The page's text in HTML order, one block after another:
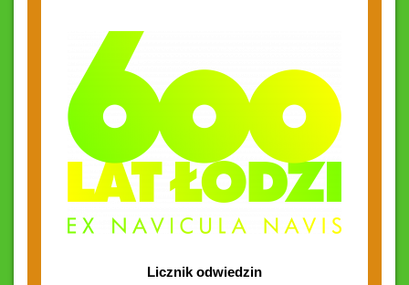
Licznik odwiedzin